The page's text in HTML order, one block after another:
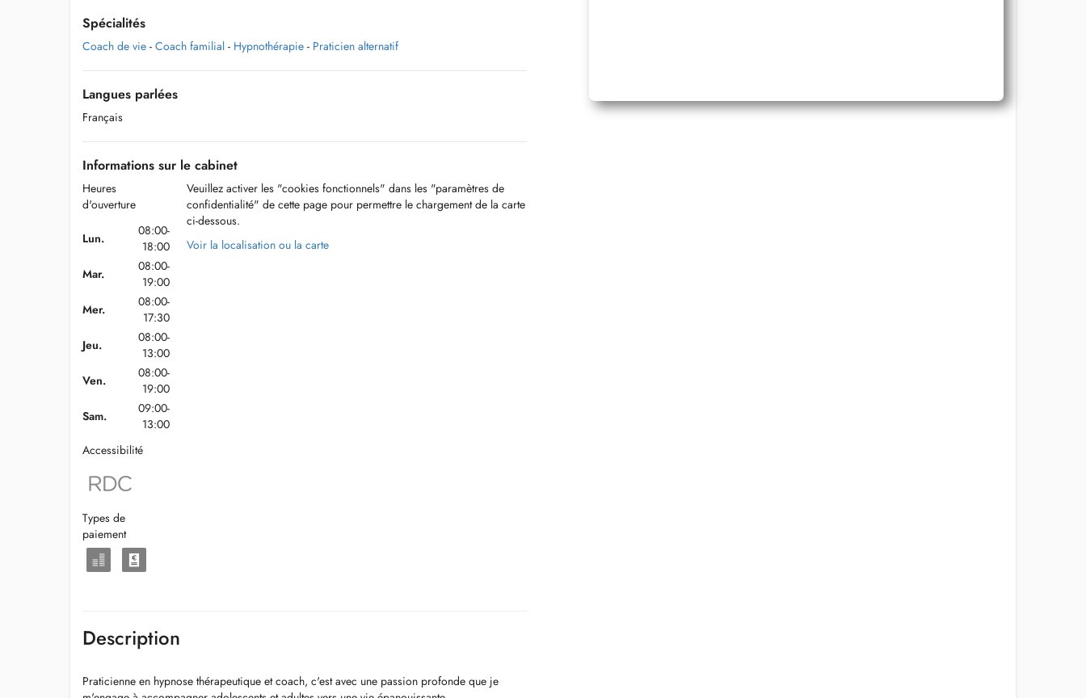
Spécialités
Coach de vie - Coach familial - Hypnothérapie - Praticien alternatif
Langues parlées
Français
Informations sur le cabinet
Heures
d'ouverture
Lun.
08:00-
18:00
Mar.
08:00-
19:00
Mer.
08:00-
17:30
Jeu.
08:00-
13:00
Ven.
08:00-
19:00
Sam.
09:00-
13:00
Accessibilité
Types de
paiement
Veuillez activer les "cookies fonctionnels" dans les "paramètres de
confidentialité" de cette page pour permettre le chargement de la carte
ci-dessous.
Voir la localisation ou la carte
Description
Praticienne en hypnose thérapeutique et coach, c'est avec une passion profonde que je